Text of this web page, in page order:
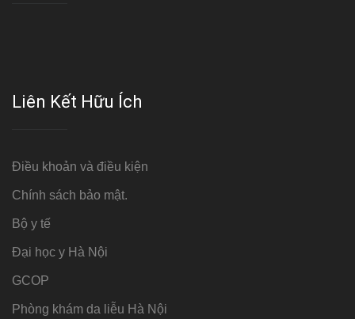
Liên Kết Hữu Ích
Điều khoản và điều kiện
Chính sách bảo mật.
Bộ y tế
Đại học y Hà Nội
GCOP
Phòng khám da liễu Hà Nội